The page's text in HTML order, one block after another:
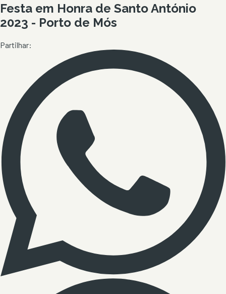
Festa em Honra de Santo António
2023 - Porto de Mós
Partilhar: